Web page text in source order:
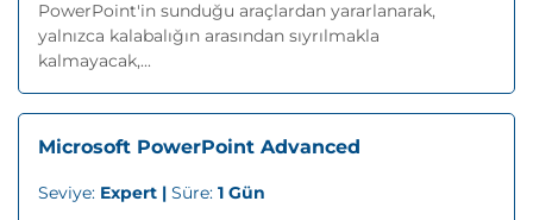
PowerPoint'in sunduğu araçlardan yararlanarak,
yalnızca kalabalığın arasından sıyrılmakla
kalmayacak,...
Microsoft PowerPoint Advanced
Seviye: Expert | Süre: 1 Gün